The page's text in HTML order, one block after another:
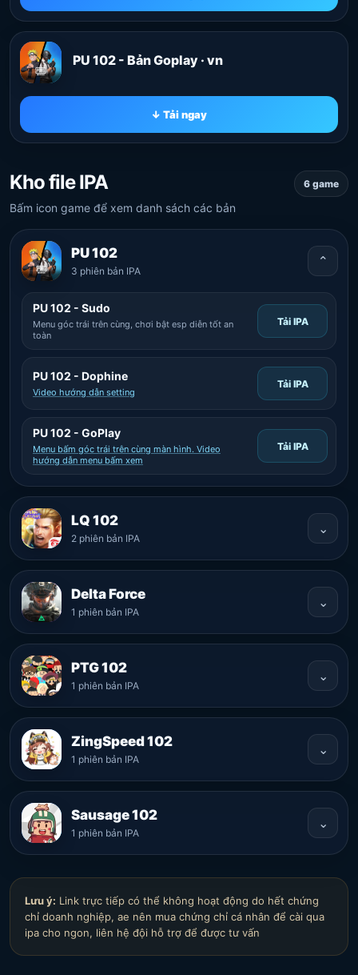
PU 102 - Bản Goplay · vn
↓ Tải ngay
Kho file IPA
Bấm icon game để xem danh sách các bản
6 game
PU 102
3 phiên bản IPA
⌄
PU 102 - Sudo
Menu góc trái trên cùng, chơi bật esp diễn tốt an
toàn
Tải IPA
PU 102 - Dophine
Video hướng dẫn setting
Tải IPA
PU 102 - GoPlay
Menu bấm góc trái trên cùng màn hình. Video
hướng dẫn menu bấm xem
Tải IPA
LQ 102
2 phiên bản IPA
⌄
Delta Force
1 phiên bản IPA
⌄
PTG 102
1 phiên bản IPA
⌄
ZingSpeed 102
1 phiên bản IPA
⌄
Sausage 102
1 phiên bản IPA
⌄
Lưu ý: Link trực tiếp có thể không hoạt động do hết chứng
chỉ doanh nghiệp, ae nên mua chứng chỉ cá nhân để cài qua
ipa cho ngon, liên hệ đội hỗ trợ để được tư vấn